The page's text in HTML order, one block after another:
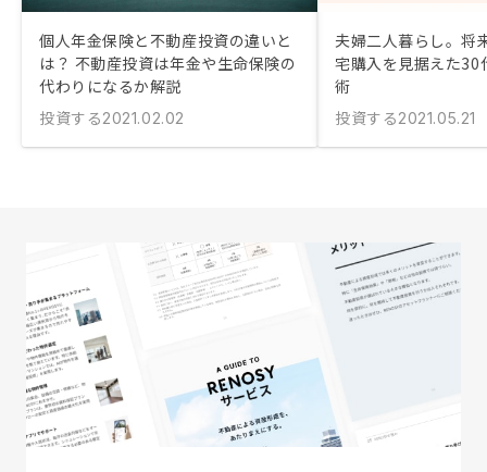
個人年金保険と不動産投資の違いと
は？ 不動産投資は年金や生命保険の
代わりになるか解説
投資する2021.02.02
夫婦二人暮らし。将
宅購入を見据えた30
術
投資する2021.05.21